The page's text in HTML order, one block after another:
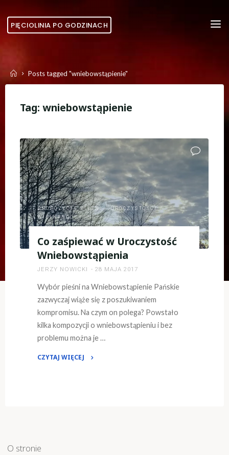
content
PIĘCIOLINIA PO GODZINACH
HomePosts tagged "wniebowstąpienie"
Tag: wniebowstąpienie
PROPOZYCJE PIEŚNI / UROCZYSTOŚCI /
WIELKANOC
Co zaśpiewać w Uroczystość
Wniebowstąpienia
JERZY NOWICKI 28 MAJA 2017
Wybór pieśni na Wniebowstąpienie Pańskie
zazwyczaj wiąże się z poszukiwaniem
kompromisu. Na czym on polega? Powstało
kilka kompozycji o wniebowstąpieniu i bez
problemu można je …
CZYTAJ WIĘCEJ
O stronie